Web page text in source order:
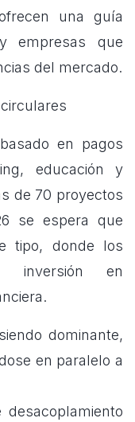
una guía
empresas que
del mercado.
en pagos
educación y
de 70 proyectos
se espera que
tipo, donde los
inversión en
dominante,
en paralelo a